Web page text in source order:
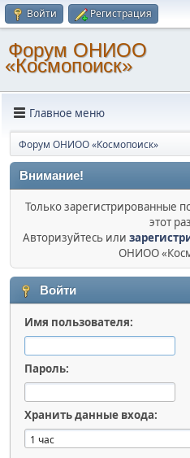
Войти Регистрация
Форум ОНИОО
«Космопоиск»
Главное меню
Форум ОНИОО «Космопоиск»
Внимание!
Только зарегистрированные
этот
Авторизуйтесь или
ОНИОО
Войти
Имя пользователя:
Пароль:
Хранить данные входа: